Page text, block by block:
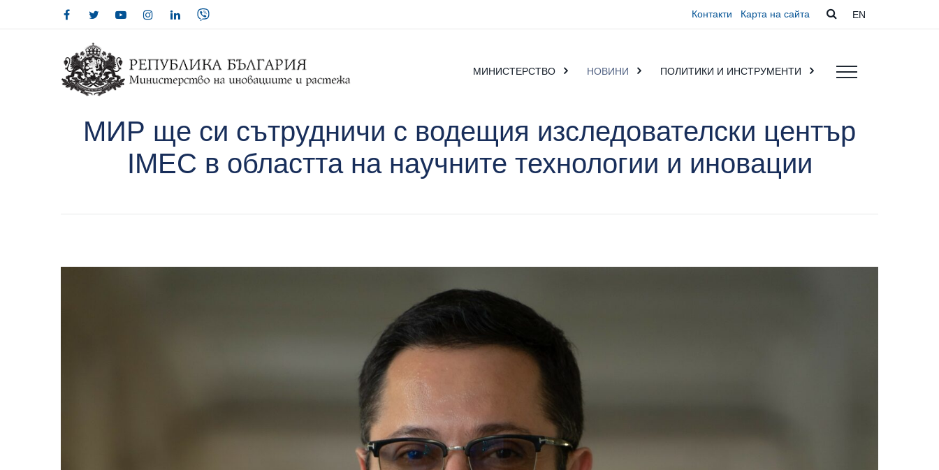
Контакти Карта на сайта EN
МИНИСТЕРСТВО НОВИНИ ПОЛИТИКИ И ИНСТРУМЕНТИ
МИР ще си сътрудничи с водещия изследователски център
IMEC в областта на научните технологии и иновации